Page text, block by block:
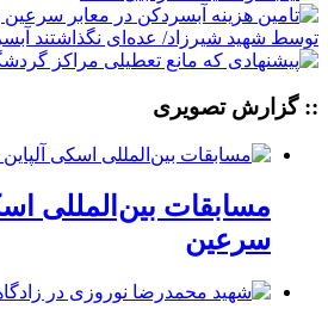
:: گزارش تصویری
مسابقات بین‌المللی
سرعین